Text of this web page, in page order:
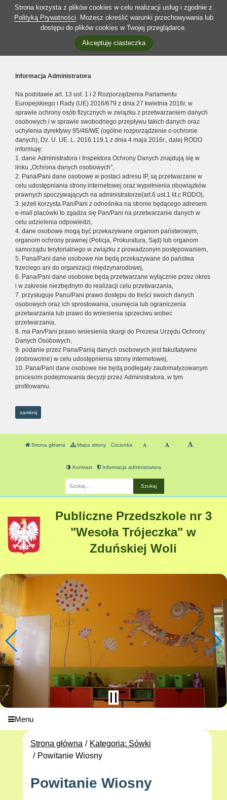
Strona korzysta z plików cookies w celu realizacji usług i zgodnie z
Polityką Prywatności. Możesz określić warunki przechowywania lub
dostępu do plików cookies w Twojej przeglądarce.
Akceptuję ciasteczka
Informacja Administratora
Na podstawie art. 13 ust. 1 i 2 Rozporządzenia Parlamentu
Europejskiego i Rady (UE) 2016/679 z dnia 27 kwietnia 2016r. w
sprawie ochrony osób fizycznych w związku z przetwarzaniem danych
osobowych i w sprawie swobodnego przepływu takich danych oraz
uchylenia dyrektywy 95/46/WE (ogólne rozporządzenie o ochronie
danych), Dz. U. UE. L. 2016.119.1 z dnia 4 maja 2016r., dalej RODO
informuję:
1. dane Administratora i Inspektora Ochrony Danych znajdują się w
linku „Ochrona danych osobowych”,
2. Pana/Pani dane osobowe w postaci adresu IP, są przetwarzane w
celu udostępniania strony internetowej oraz wypełnienia obowiązków
prawnych spoczywających na administratorze(art.6 ust.1 lit.c RODO),
3. jeżeli korzysta Pan/Pani z odnośnika na stronie będącego adresem
e-mail placówki to zgadza się Pan/Pani na przetwarzanie danych w
celu udzielenia odpowiedzi,
4. dane osobowe mogą być przekazywane organom państwowym,
organom ochrony prawnej (Policja, Prokuratura, Sąd) lub organom
samorządu terytorialnego w związku z prowadzonym postępowaniem,
5. Pana/Pani dane osobowe nie będą przekazywane do państwa
trzeciego ani do organizacji międzynarodowej,
6. Pana/Pani dane osobowe będą przetwarzane wyłącznie przez okres
i w zakresie niezbędnym do realizacji celu przetwarzania,
7. przysługuje Panu/Pani prawo dostępu do treści swoich danych
osobowych oraz ich sprostowania, usunięcia lub ograniczenia
przetwarzania lub prawo do wniesienia sprzeciwu wobec
przetwarzania,
8. ma Pan/Pani prawo wniesienia skargi do Prezesa Urzędu Ochrony
Danych Osobowych,
9. podanie przez Pana/Panią danych osobowych jest fakultatywne
(dobrowolne) w celu udostępnienia strony internetowej,
10. Pana/Pani dane osobowe nie będą podlegały zautomatyzowanym
procesom podejmowania decyzji przez Administratora, w tym
profilowaniu.
zamknij
Strona główna Mapa strony Czcionka
Kontrast Informacja administratora
Publiczne Przedszkole nr 3
"Wesoła Trójeczka" w
Zduńskiej Woli
Menu
Strona główna
Kategoria: Sówki
Powitanie Wiosny
Powitanie Wiosny